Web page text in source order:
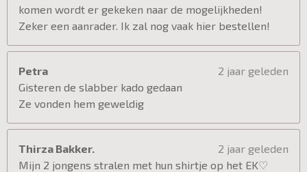
komen wordt er gekeken naar de mogelijkheden!
Zeker een aanrader. Ik zal nog vaak hier bestellen!
Petra
2 jaar geleden
Gisteren de slabber kado gedaan
Ze vonden hem geweldig
Thirza Bakker.
2 jaar geleden
Mijn 2 jongens stralen met hun shirtje op het EK♡